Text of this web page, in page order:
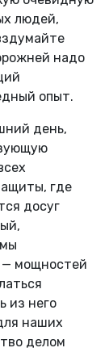
людей,
надо
опыт.
день,
где
досуг
— мощностей
из него
наших
делом